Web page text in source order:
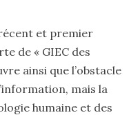
et premier
de « GIEC des
ainsi que l’obstacle
mais la
humaine et des